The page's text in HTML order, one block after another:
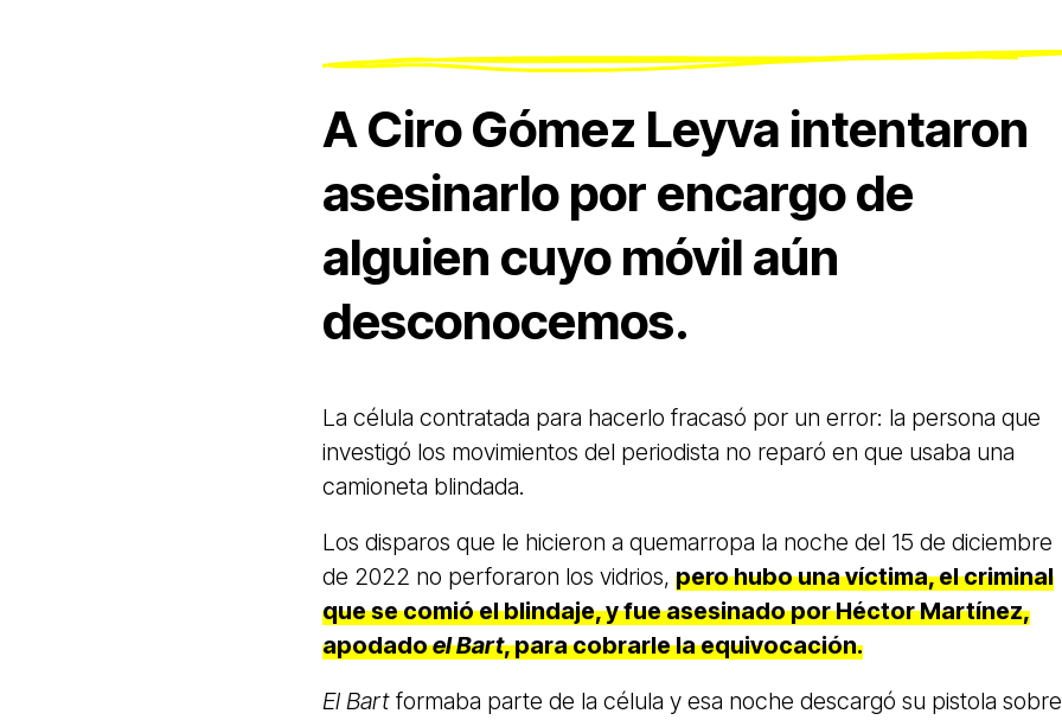
A Ciro Gómez Leyva intentaron
asesinarlo por encargo de
alguien cuyo móvil aún
desconocemos.
La célula contratada para hacerlo fracasó por un error: la persona que
investigó los movimientos del periodista no reparó en que usaba una
camioneta blindada.
Los disparos que le hicieron a quemarropa la noche del 15 de diciembre
de 2022 no perforaron los vidrios, pero hubo una víctima, el criminal
que se comió el blindaje, y fue asesinado por Héctor Martínez,
apodadoel Bart, para cobrarle la equivocación.
El Bart formaba parte de la célula y esa noche descargó su pistola sobre